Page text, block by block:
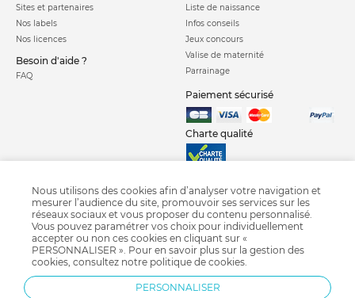
Sites et partenaires
Nos labels
Nos licences
Besoin d'aide ?
FAQ
Liste de naissance
Infos conseils
Jeux concours
Valise de maternité
Parrainage
Paiement sécurisé
Charte qualité
Planche a roulette poussette Poussette combinée
Poussette canne
Poussette jumeaux Poussette triplés
Sac à langer
Poussette Bébé confort
Nous utilisons des cookies afin d’analyser votre navigation et
mesurer l’audience du site, promouvoir ses services sur les
réseaux sociaux et vous proposer du contenu personnalisé.
Vous pouvez paramétrer vos choix pour individuellement
accepter ou non ces cookies en cliquant sur «
PERSONNALISER ». Pour en savoir plus sur la gestion des
cookies, consultez notre politique de cookies.
PERSONNALISER